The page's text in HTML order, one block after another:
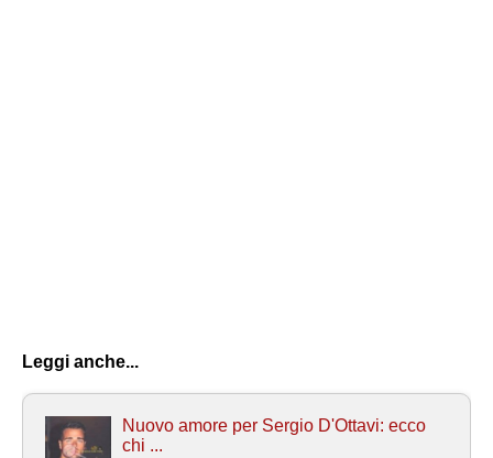
Leggi anche...
Nuovo amore per Sergio D'Ottavi: ecco
chi ...